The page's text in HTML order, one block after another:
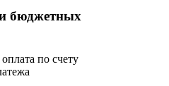
бюджетных
по счету